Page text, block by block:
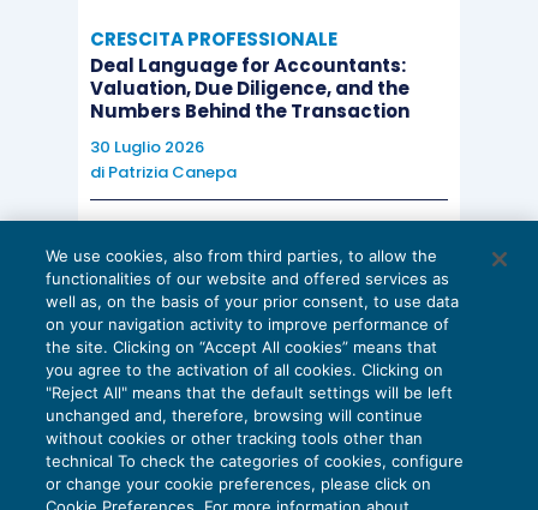
CRESCITA PROFESSIONALE
Deal Language for Accountants:
Valuation, Due Diligence, and the
Numbers Behind the Transaction
30 Luglio 2026
di Patrizia Canepa
EU AI Act e studi professionali: le
scadenze concrete
27 Luglio 2026
di Diego BarberieStefano Dovier
We use cookies, also from third parties, to allow the
functionalities of our website and offered services as
well as, on the basis of your prior consent, to use data
on your navigation activity to improve performance of
the site. Clicking on “Accept All cookies” means that
you agree to the activation of all cookies. Clicking on
"Reject All" means that the default settings will be left
unchanged and, therefore, browsing will continue
without cookies or other tracking tools other than
technical To check the categories of cookies, configure
or change your cookie preferences, please click on